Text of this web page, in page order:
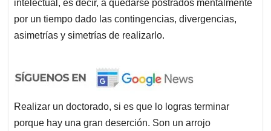
intelectual, es decir, a quedarse postrados mentalmente
por un tiempo dado las contingencias, divergencias,
asimetrías y simetrías de realizarlo.
Realizar un doctorado, si es que lo logras terminar
porque hay una gran deserción. Son un arrojo